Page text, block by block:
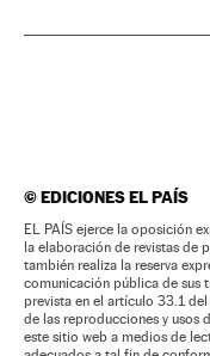
©EDICIONES EL PAÍS
EL PAÍS ejerce la oposición
la elaboración de revistas de
también realiza la reserva
comunicación pública de sus
prevista en el artículo 33.1 del
de las reproducciones y usos
este sitio web a medios de